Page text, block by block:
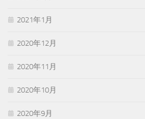
2021年1月
2020年12月
2020年11月
2020年10月
2020年9月